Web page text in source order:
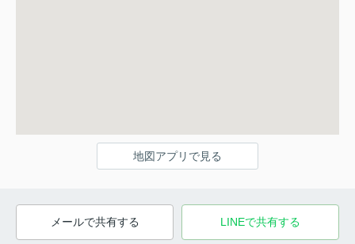
地図アプリで見る
メールで共有する LINEで共有する